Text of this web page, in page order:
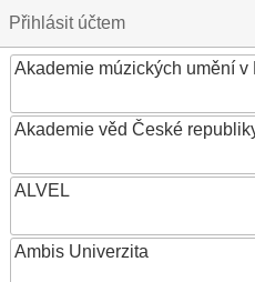
Přihlásit účtem
Akademie múzických umění v
Akademie věd České
ALVEL
Ambis Univerzita